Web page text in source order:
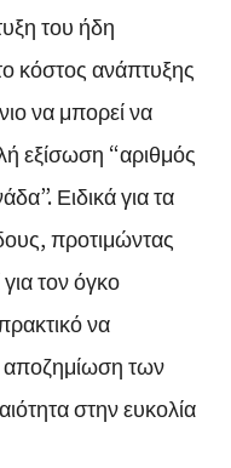
του ήδη
κόστος ανάπτυξης
να μπορεί να
εξίσωση “αριθμός
Ειδικά για τα
προτιμώντας
τον όγκο
να
αποζημίωση των
στην ευκολία